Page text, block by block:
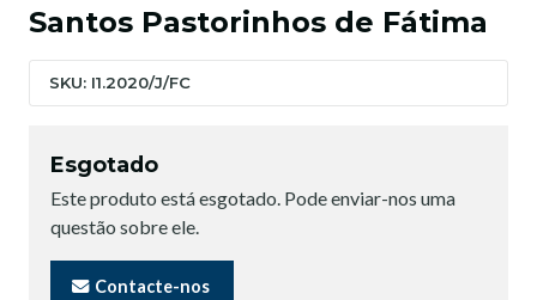
Santos Pastorinhos de Fátima
SKU: I1.2020/J/FC
Esgotado
Este produto está esgotado. Pode enviar-nos uma
questão sobre ele.
Contacte-nos